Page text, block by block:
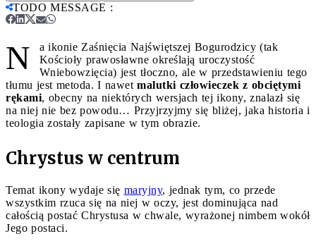
TODO MESSAGE :
N
a ikonie Zaśnięcia Najświętszej Bogurodzicy (tak
Kościoły prawosławne określają uroczystość
Wniebowzięcia) jest tłoczno, ale w przedstawieniu tego
tłumu jest metoda. I nawet malutki człowieczek z obciętymi
rękami, obecny na niektórych wersjach tej ikony, znalazł się
na niej nie bez powodu… Przyjrzyjmy się bliżej, jaka historia i
teologia zostały zapisane w tym obrazie.
Chrystus w centrum
Temat ikony wydaje się maryjny, jednak tym, co przede
wszystkim rzuca się na niej w oczy, jest dominująca nad
całością postać Chrystusa w chwale, wyrażonej nimbem wokół
Jego postaci.